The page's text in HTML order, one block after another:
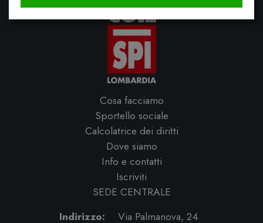
Cosa facciamo
Sportello sociale
Calcolatrice dei diritti
Dove siamo
Info e contatti
Iscriviti
SEDE CENTRALE
Indirizzo:
Via Palmanova, 24